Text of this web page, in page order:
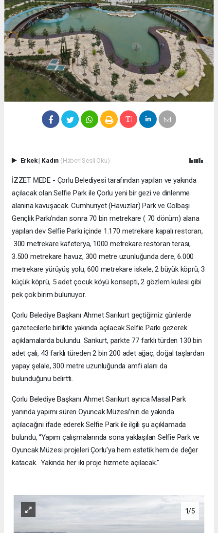
Erkek| Kadın (Haberi Sesli Oku)
İZZET MEDE - Çorlu Belediyesi tarafından yapılan ve yakında
açılacak olan Selfie Park ile Çorlu yeni bir gezi ve dinlenme
alanına kavuşacak. Cumhuriyet (Havuzlar) Park ve Gölbaşı
Gençlik Parkı’ndan sonra 70 bin metrekare ( 70 dönüm) alana
yapılan dev Selfie Parkı içinde 1.170 metrekare kapalı restoran,
300 metrekare kafeterya, 1000 metrekare restoran terası,
3.500 metrekare havuz, 300 metre uzunluğunda dere, 6.000
metrekare yürüyüş yolu, 600 metrekare iskele, 2 büyük köprü, 3
küçük köprü, 5 adet çocuk köyü konsepti, 2 gözlem kulesi gibi
pek çok birim bulunuyor.
Çorlu Belediye Başkanı Ahmet Sarıkurt geçtiğimiz günlerde
gazetecilerle birlikte yakında açılacak Selfie Parkı gezerek
açıklamalarda bulundu. Sarıkurt, parkte 77 farklı türden 130 bin
adet çalı, 43 farklı türeden 2 bin 200 adet ağaç, doğal taşlardan
yapay şelale, 300 metre uzunluğunda amfi alanı da
bulunduğunu belirtti.
Çorlu Belediye Başkanı Ahmet Sarıkurt ayrıca Masal Park
yanında yapımı süren Oyuncak Müzesi’nin de yakında
açılacağını ifade ederek Selfie Park ile ilgili şu açıklamada
bulundu, “Yapım çalışmalarında sona yaklaşılan Selfie Park ve
Oyuncak Müzesi projeleri Çorlu’ya hem estetik hem de değer
katacak. Yakında her iki proje hizmete açılacak.”
1/5